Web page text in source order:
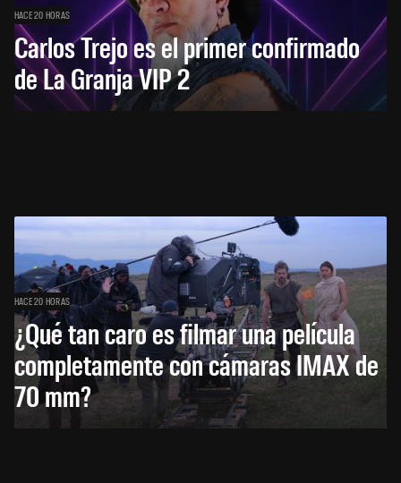
HACE 20 HORAS
Carlos Trejo es el primer confirmado
de La Granja VIP 2
HACE 20 HORAS
¿Qué tan caro es filmar una película
completamente con cámaras IMAX de
70 mm?